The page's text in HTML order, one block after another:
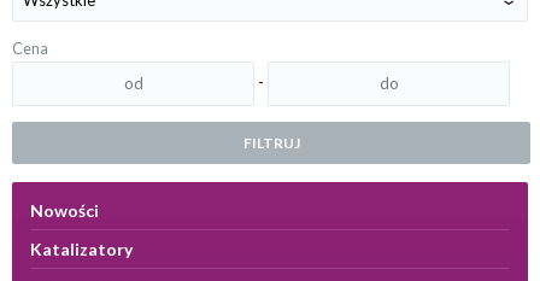
Cena
-
FILTRUJ
Nowości
Katalizatory